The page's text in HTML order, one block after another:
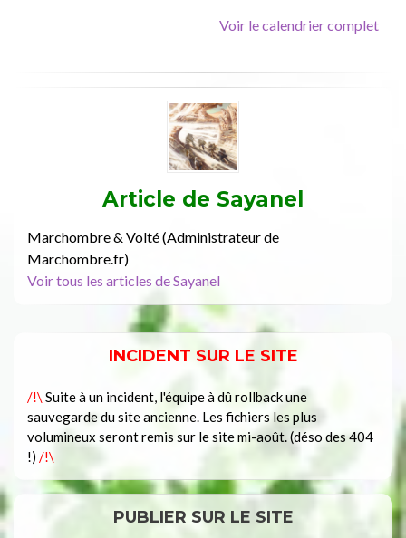
Voir le calendrier complet
Article de Sayanel
Marchombre & Volté (Administrateur de
Marchombre.fr)
Voir tous les articles de Sayanel
INCIDENT SUR LE SITE
/!\ Suite à un incident, l'équipe à dû rollback une
sauvegarde du site ancienne. Les fichiers les plus
volumineux seront remis sur le site mi-août. (déso des 404
!) /!\
PUBLIER SUR LE SITE